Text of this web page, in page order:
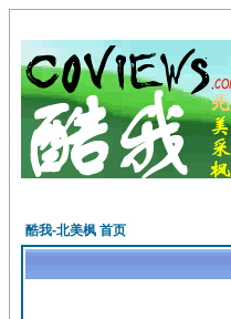
酷我-北美枫 首页